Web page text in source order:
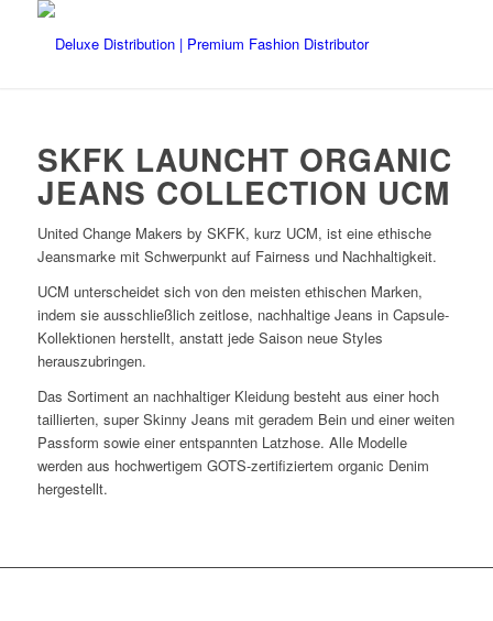
SKFK LAUNCHT ORGANIC
JEANS COLLECTION UCM
United Change Makers by SKFK, kurz UCM, ist eine ethische
Jeansmarke mit Schwerpunkt auf Fairness und Nachhaltigkeit.
UCM unterscheidet sich von den meisten ethischen Marken,
indem sie ausschließlich zeitlose, nachhaltige Jeans in Capsule-
Kollektionen herstellt, anstatt jede Saison neue Styles
herauszubringen.
Das Sortiment an nachhaltiger Kleidung besteht aus einer hoch
taillierten, super Skinny Jeans mit geradem Bein und einer weiten
Passform sowie einer entspannten Latzhose. Alle Modelle
werden aus hochwertigem GOTS-zertifiziertem organic Denim
hergestellt.